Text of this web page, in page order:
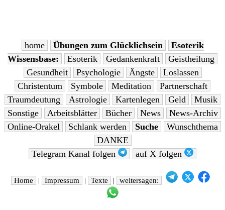
home Übungen zum Glücklichsein
Esoterik
Wissensbase:
Esoterik Gedankenkraft
Geistheilung
Gesundheit
Psychologie Ängste
Loslassen
Christentum
Symbole Meditation
Partnerschaft
Traumdeutung
Astrologie Kartenlegen Geld
Musik
Sonstige
Arbeitsblätter Bücher News
News-Archiv
Online-Orakel
Schlank werden Suche
Wunschthema
DANKE
Telegram Kanal folgen
auf X folgen
Home | Impressum | Texte | weitersagen: